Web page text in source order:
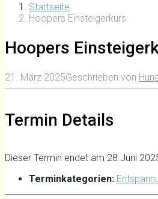
Startseite
Hoopers Einsteigerkurs
Hoopers
21. März 2025Geschrieben von
Termin Details
Dieser Termin endet am 28 Juni
Terminkategorien: